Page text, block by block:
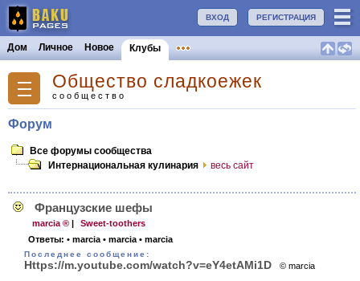
РЕГИСТРАЦИЯ
ВХОД
Дом Личное Новое Клубы
Общество сладкоежек
сообщество
Форум
Все форумы сообщества
Интернациональная кулинария
весь сайт
Французские шефы
marcia ® |
Sweet-toothers
Ответы: • marcia • marcia • marcia
Последнее сообщение:
Https:/­/m.youtube.com­/watch?v=eY4et­AMi1D © marcia